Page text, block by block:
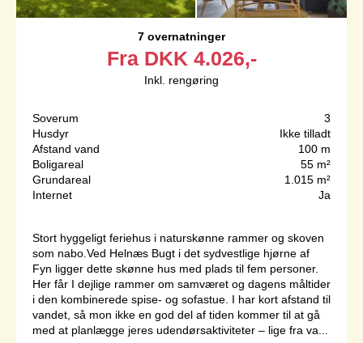
7 overnatninger
Fra DKK 4.026,-
Inkl. rengøring
Soverum
3
Husdyr
Ikke tilladt
Afstand vand
100 m
Boligareal
55 m²
Grundareal
1.015 m²
Internet
Ja
Stort hyggeligt feriehus i naturskønne rammer og skoven
som nabo.Ved Helnæs Bugt i det sydvestlige hjørne af
Fyn ligger dette skønne hus med plads til fem personer.
Her får I dejlige rammer om samværet og dagens måltider
i den kombinerede spise- og sofastue. I har kort afstand til
vandet, så mon ikke en god del af tiden kommer til at gå
med at planlægge jeres udendørsaktiviteter – lige fra va...